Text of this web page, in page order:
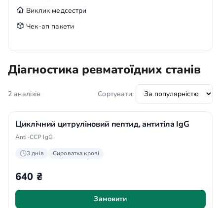
Виклик медсестри
Чек-ап пакети
Діагностика ревматоїдних станів
2 аналізів Сортувати:
Циклічний цитруліновий пептид, антитіла IgG
Anti-CCP IgG
3 днів Сироватка крові
640 ₴
Замовити